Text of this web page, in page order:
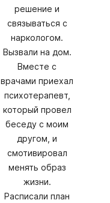
решение и
связываться с
наркологом.
Вызвали на дом.
Вместе с
врачами приехал
психотерапевт,
который провел
беседу с моим
другом, и
смотивировал
менять образ
жизни.
Расписали план